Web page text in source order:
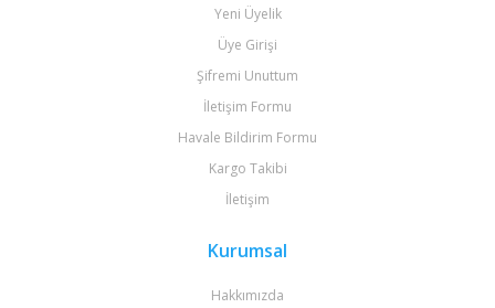
Yeni Üyelik
Üye Girişi
Şifremi Unuttum
İletişim Formu
Havale Bildirim Formu
Kargo Takibi
İletişim
Kurumsal
Hakkımızda